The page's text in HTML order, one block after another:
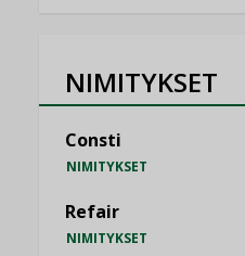
NIMITYKSET
Consti
NIMITYKSET
Refair
NIMITYKSET